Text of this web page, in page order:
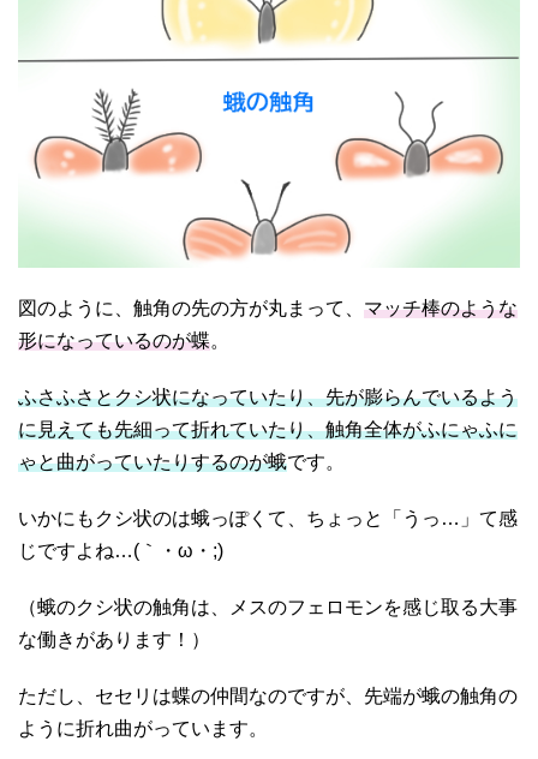
図のように、触角の先の方が丸まって、 マッチ棒のような
形になっているのが蝶。
ふさふさとクシ状になっていたり、先が膨らんでいるよう
に見えても先細って折れていたり、触角全体がふにゃふに
ゃと曲がっていたりするのが蛾です。
いかにもクシ状のは蛾っぽくて、ちょっと「うっ…」て感
じですよね…(｀・ω・;)
（蛾のクシ状の触角は、メスのフェロモンを感じ取る大事
な働きがあります！）
ただし、セセリは蝶の仲間なのですが、先端が蛾の触角の
ように折れ曲がっています。